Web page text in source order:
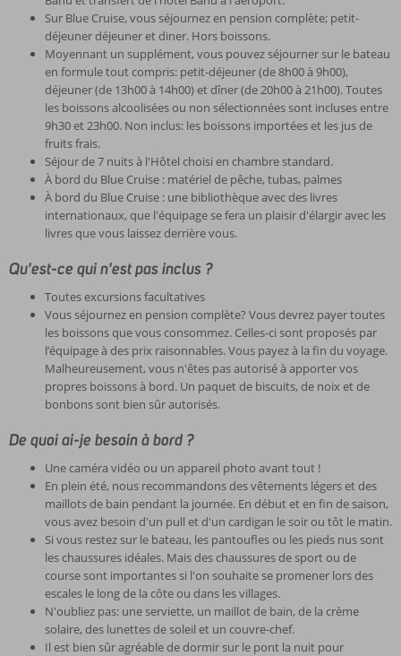
Sur Blue Cruise, vous séjournez en pension complète; petit-
déjeuner déjeuner et diner. Hors boissons.
Moyennant un supplément, vous pouvez séjourner sur le bateau
en formule tout compris: petit-déjeuner (de 8h00 à 9h00),
déjeuner (de 13h00 à 14h00) et dîner (de 20h00 à 21h00). Toutes
les boissons alcoolisées ou non sélectionnées sont incluses entre
9h30 et 23h00. Non inclus: les boissons importées et les jus de
fruits frais.
Séjour de 7 nuits à l'Hôtel choisi en chambre standard.
À bord du Blue Cruise : matériel de pêche, tubas, palmes
À bord du Blue Cruise : une bibliothèque avec des livres
internationaux, que l'équipage se fera un plaisir d'élargir avec les
livres que vous laissez derrière vous.
Qu'est-ce qui n'est pas inclus ?
Toutes excursions facultatives
Vous séjournez en pension complète? Vous devrez payer toutes
les boissons que vous consommez. Celles-ci sont proposés par
l’équipage à des prix raisonnables. Vous payez à la fin du voyage.
Malheureusement, vous n'êtes pas autorisé à apporter vos
propres boissons à bord. Un paquet de biscuits, de noix et de
bonbons sont bien sûr autorisés.
De quoi ai-je besoin à bord ?
Une caméra vidéo ou un appareil photo avant tout !
En plein été, nous recommandons des vêtements légers et des
maillots de bain pendant la journée. En début et en fin de saison,
vous avez besoin d'un pull et d'un cardigan le soir ou tôt le matin.
Si vous restez sur le bateau, les pantoufles ou les pieds nus sont
les chaussures idéales. Mais des chaussures de sport ou de
course sont importantes si l'on souhaite se promener lors des
escales le long de la côte ou dans les villages.
N'oubliez pas: une serviette, un maillot de bain, de la crème
solaire, des lunettes de soleil et un couvre-chef.
Il est bien sûr agréable de dormir sur le pont la nuit pour